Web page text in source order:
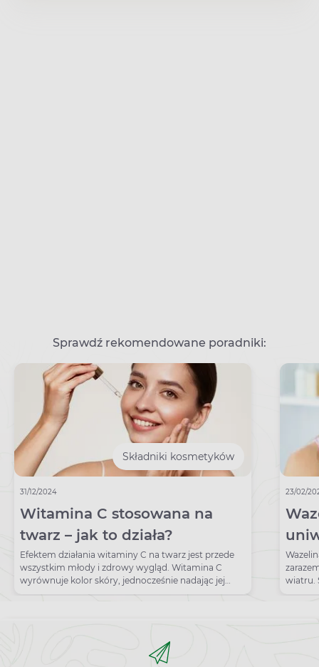
Sprawdź rekomendowane poradniki:
Składniki kosmetyków
31/12/2024
Witamina C stosowana na
twarz – jak to działa?
Efektem działania witaminy C na twarz jest przede
wszystkim młody i zdrowy wygląd. Witamina C
wyrównuje kolor skóry, jednocześnie nadając jej
blask.
23/02/
ust,
wiatru.